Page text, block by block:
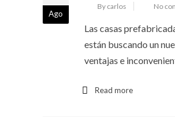
Ago
By carlos No
Las casas
están buscando un
ventajas e
Read more